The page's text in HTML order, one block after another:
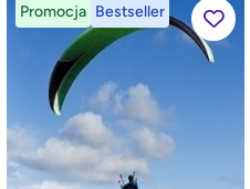
Promocja Bestseller